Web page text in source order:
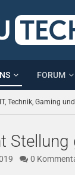
FORUM
Technik, Gaming
0